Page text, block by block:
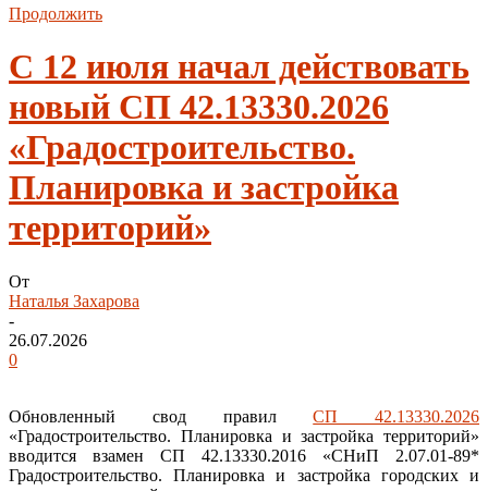
Продолжить
С 12 июля начал действовать
новый СП 42.13330.2026
«Градостроительство.
Планировка и застройка
территорий»
От
Наталья Захарова
-
26.07.2026
0
Обновленный свод правилСП 42.13330.2026
«Градостроительство. Планировка и застройка территорий»
вводится взамен СП 42.13330.2016 «СНиП 2.07.01-89*
Градостроительство. Планировка и застройка городских и